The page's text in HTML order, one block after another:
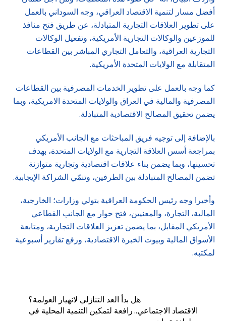
أفضل مسار لتنمية الاقتصاد العراقي، وجه السوداني بالعمل
على تطوير العلاقات التجارية المتبادلة، عن طريق فتح منافذ
للموزعين والوكالات التجارية الأمريكية، وتفعيل الوكالات
التجارية العراقية، والتعامل التجاري المباشر بين القطاعات
المتقابلة مع الولايات المتحدة الأمريكية.
كما وجه بالعمل على تطوير الخدمات المصرفية بين القطاعات
المصرفية والمالية في العراق والولايات المتحدة الامريكية، وبما
يضمن تحقيق المصالح الاقتصادية المتبادلة.
بالإضافة إلى توجيه فريق المباحثات مع الجانب الأمريكي
بمراجعة أسس العلاقة التجارية مع الولايات المتحدة، بهدف
تحسينها، وبما يضمن بناء علاقات اقتصادية وتجارية متوازنة
تضمن المصالح المتبادلة بين الطرفين، وتنمّي الشراكة الإيجابية.
وأخيرا وجه رئيس الحكومة العراقية بتولي وزارات؛ الخارجية،
المالية، التجارة، والمعنيين، فتح حوار مع الجانب القطاعي
الأمريكي المقابل، بما يضمن تعزيز العلاقات التجارية، ومتابعة
الأسواق المالية وبيوت الخبرة الاقتصادية، ورفع تقارير أسبوعية
لمكتبه.
هل بدأ العد التنازلي لانهيار العولمة؟
الاقتصاد الاجتماعي.. رافعة لتمكين التنمية المحلية في